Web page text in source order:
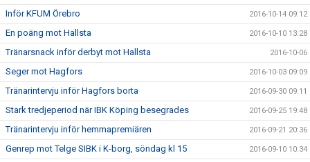
Inför KFUM Örebro 2016-10-14 09:12
En poäng mot Hallsta 2016-10-10 13:28
Tränarsnack inför derbyt mot Hallsta 2016-10-06
Seger mot Hagfors 2016-10-03 09:09
Tränarintervju inför Hagfors borta 2016-09-30 09:11
Stark tredjeperiod när IBK Köping besegrades 2016-09-25 19:48
Tränarintervju inför hemmapremiären 2016-09-21 20:36
Genrep mot Telge SIBK i K-borg, söndag kl 15 2016-09-10 10:34